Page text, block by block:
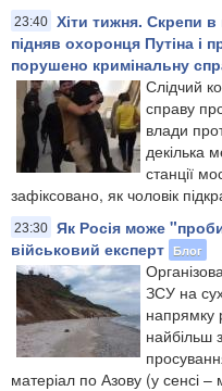
23:40 Хіти тижня. Скрепи
підняв охоронця Путіна і
порушено кримінальну
Слідчий
справу
влади
декілька
станції
зафіксовано, як чоловік
23:30 Як Росія може
військовий експерт Блог
ЗСУ на
напрямку
найбільш
матеріал по Азову (у сенсі